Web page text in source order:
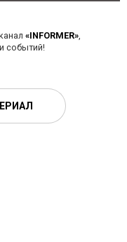
«INFORMER»,
событий!